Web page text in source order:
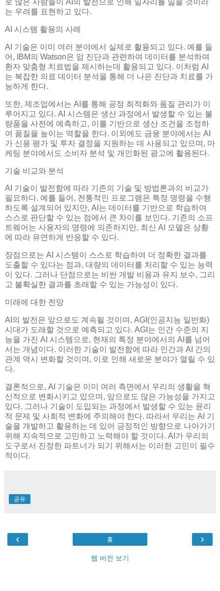
로 많은 사람들이 AI의 발전으로 인해 일자리를 잃을 것이라
는 우려를 표현하고 있다.
AI 시스템 활용의 사례
AI 기술은 이미 여러 분야에서 실제로 활용되고 있다. 예를 들
어, IBM의 Watson은 암 진단과 관련하여 데이터를 분석하여
환자 맞춤형 치료법을 제시하는데 활용되고 있다. 이처럼 AI
는 복잡한 의료 데이터 분석을 통해 더 나은 진단과 치료를 가
능하게 한다.
또한, 제조업에서는 AI를 통해 공정 최적화와 품질 관리가 이
루어지고 있다. AI 시스템은 생산 과정에서 발생할 수 있는 불
량품을 사전에 예측하고, 이를 기반으로 생산 조건을 조정하
여 품질을 높이는 역할을 한다. 이외에도 금융 분야에서는 AI
가 신용 평가 및 투자 결정을 지원하는 데 사용되고 있으며, 마
케팅 분야에서도 소비자 분석 및 개인화된 광고에 활용된다.
기술 비교와 분석
AI 기술이 발전함에 따라 기존의 기술 및 방법론과의 비교가
필요하다. 예를 들어, 전통적인 프로그램은 특정 명령을 수행
하도록 설계되어 있지만, AI는 데이터를 기반으로 학습하여
스스로 판단할 수 있는 점에서 큰 차이를 보인다. 기존의 소프
트웨어는 사용자의 명령에 의존하지만, 최신 AI 모델은 상황
에 따라 유연하게 반응할 수 있다.
장점으로는 AI 시스템이 스스로 학습하여 더 정확한 결과를
도출할 수 있다는 점과, 대량의 데이터를 처리할 수 있는 능력
이 있다. 그러나 단점으로는 비싼 개발 비용과 유지 보수, 그리
고 불확실한 결과를 초래할 수 있는 가능성이 있다.
미래에 대한 전망
AI의 발전은 앞으로도 계속될 것이며, AGI(인공지능 일반화)
시대가 도래할 것으로 예측되고 있다. AGI는 인간 수준의 지
능을 가진 AI 시스템으로, 현재의 특정 분야에서의 AI를 넘어
서는 개념이다. 이러한 기술이 발전함에 따라 인간과 AI 간의
관계 역시 변화할 것이며, 이로 인해 새로운 분야가 열릴 수 있
다.
결론적으로, AI 기술은 이미 여러 측면에서 우리의 생활을 혁
신적으로 변화시키고 있으며, 앞으로도 많은 가능성을 가지고
있다. 그러나 기술이 도입되는 과정에서 발생할 수 있는 윤리
적 문제 및 사회적 변화에 주의해야 한다. 따라서 우리는 AI 기
술을 개발하고 활용하는 데 있어 긍정적인 방향으로 나아가기
위해 지속적으로 고민하고 노력해야 할 것이다. AI가 우리의
도구로서 진정한 파트너가 되기 위해서는 이러한 고민이 필수
적이다.
공유
‹ ›
홈
웹 버전 보기